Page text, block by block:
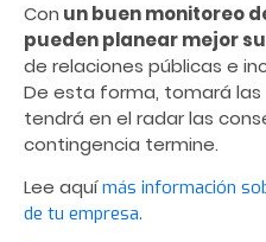
Con un buen monitoreo
pueden planear mejor
de relaciones públicas e
De esta forma, tomará
tendrá en el radar las
contingencia termine.
Lee aquímás información
de tu empresa.